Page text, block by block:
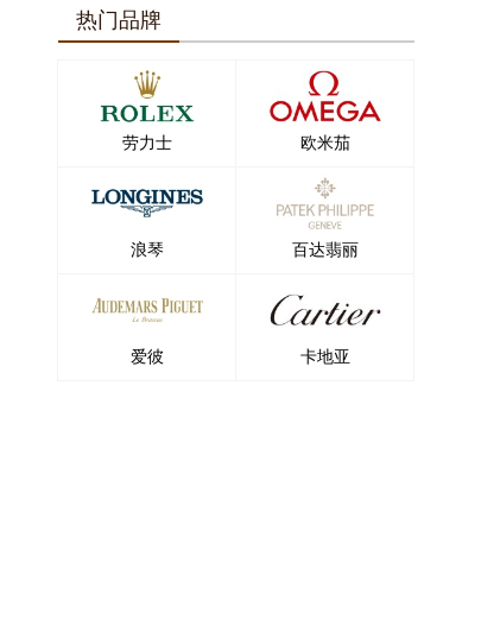
热门品牌
劳力士 欧米茄
浪琴 百达翡丽
爱彼 卡地亚